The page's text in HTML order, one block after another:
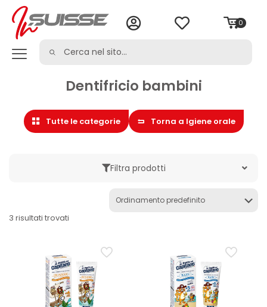
0
Dentifricio bambini
Tutte le categorie Torna a Igiene orale
Filtra prodotti
Cura della persona
Dentifricio bambini
Filo interdentale
Igiene orale
Spazzolino da denti
Spazzolino da denti bambini
3 risultati trovati